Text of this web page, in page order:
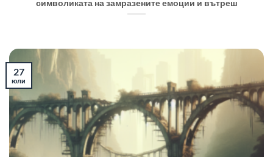
символиката на замразените емоции и вътреш
27
юли